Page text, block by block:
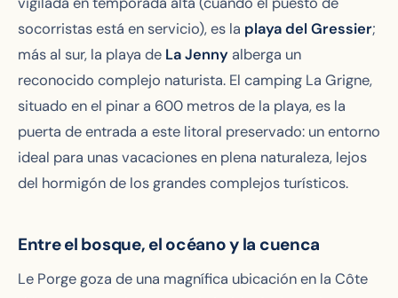
socorristas está en servicio), es la playa del Gressier;
más al sur, la playa de La Jenny alberga un
reconocido complejo naturista. El camping La Grigne,
situado en el pinar a 600 metros de la playa, es la
puerta de entrada a este litoral preservado: un entorno
ideal para unas vacaciones en plena naturaleza, lejos
del hormigón de los grandes complejos turísticos.
Entre el bosque, el océano y la cuenca
Le Porge goza de una magnífica ubicación en la Côte